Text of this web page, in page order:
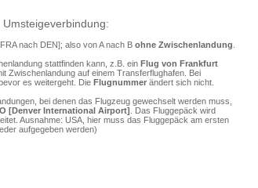
nach DEN]; also von A nach B ohne Zwischenlandung
stattfinden kann, z.B. ein Flug von Frankfurt
Zwischenlandung auf einem Transferflughafen. Bei
es weitergeht. Die Flugnummer ändert sich nicht.
bei denen das Flugzeug gewechselt werden muss,
[Denver International Airport] . Das Fluggepäck wird
Ausnahme: USA, hier muss das Fluggepäck am ersten
aufgegeben werden)